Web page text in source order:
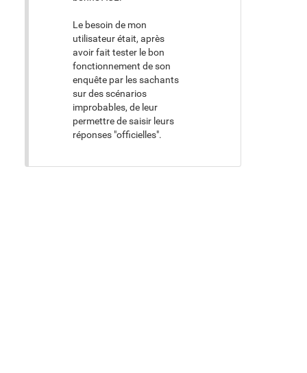
Le besoin de mon
utilisateur était, après
avoir fait tester le bon
fonctionnement de son
enquête par les sachants
sur des scénarios
improbables, de leur
permettre de saisir leurs
réponses "officielles".